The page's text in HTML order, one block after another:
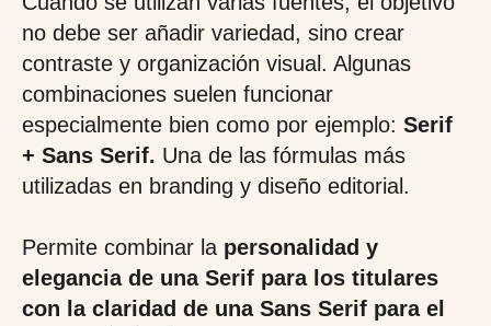
no debe ser añadir variedad, sino crear
contraste y organización visual. Algunas
combinaciones suelen funcionar
especialmente bien como por ejemplo: Serif
+ Sans Serif. Una de las fórmulas más
utilizadas en branding y diseño editorial.
Permite combinar la personalidad y
elegancia de una Serif para los titulares
con la claridad de una Sans Serif para el